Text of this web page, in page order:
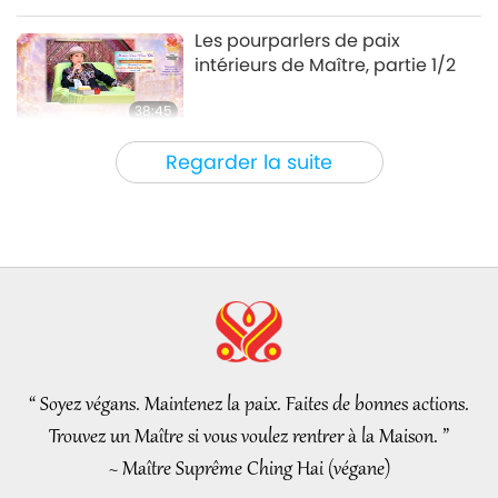
Regarder la suite
38:45
Les pourparlers de paix
intérieurs de Maître, partie 1/2
Entre Maître et disciples 2026-08-06
25:38
“Fast Charge” Is Wonderful Way
Whenever Material World
Begins to Feel Too Imposing
“ Soyez végans. Maintenez la paix. Faites de bonnes actions.
Trouvez un Maître si vous voulez rentrer à la Maison. ”
~ Maître Suprême Ching Hai (végane)